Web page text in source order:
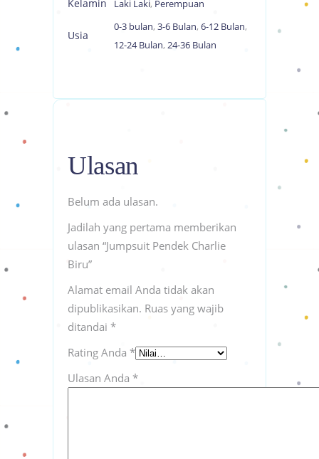
Kelamin Laki Laki, Perempuan
Usia
0-3 bulan, 3-6 Bulan, 6-12 Bulan,
12-24 Bulan, 24-36 Bulan
Ulasan
Belum ada ulasan.
Jadilah yang pertama memberikan
ulasan “Jumpsuit Pendek Charlie
Biru”
Alamat email Anda tidak akan
dipublikasikan. Ruas yang wajib
ditandai *
Rating Anda *
Ulasan Anda *